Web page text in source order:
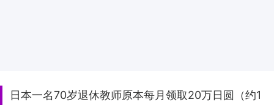
日本一名70岁退休教师原本每月领取20万日圆（约1